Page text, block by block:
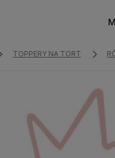
TOPPERY NA TORT